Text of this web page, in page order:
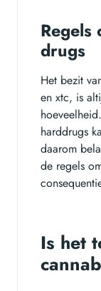
Regels
drugs
Het bezit
en xtc, is
harddrugs
daarom
de regels
Is het